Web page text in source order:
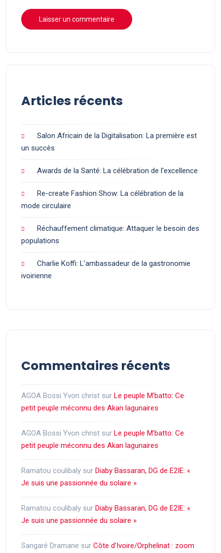
Articles récents
Salon Africain de la Digitalisation: La première est
un succès
Awards de la Santé: La célébration de l’excellence
Re-create Fashion Show: La célébration de la
mode circulaire
Réchauffement climatique: Attaquer le besoin des
populations
Charlie Koffi: L’ambassadeur de la gastronomie
ivoirienne
Commentaires récents
AGOA Bossi Yvon christ sur Le peuple M’batto: Ce
petit peuple méconnu des Akan lagunaires
AGOA Bossi Yvon christ sur Le peuple M’batto: Ce
petit peuple méconnu des Akan lagunaires
Ramatou coulibaly sur Diaby Bassaran, DG de E2IE: «
Je suis une passionnée du solaire »
Ramatou coulibaly sur Diaby Bassaran, DG de E2IE: «
Je suis une passionnée du solaire »
Sangaré Dramane sur Côte d’Ivoire/Orphelinat : zoom